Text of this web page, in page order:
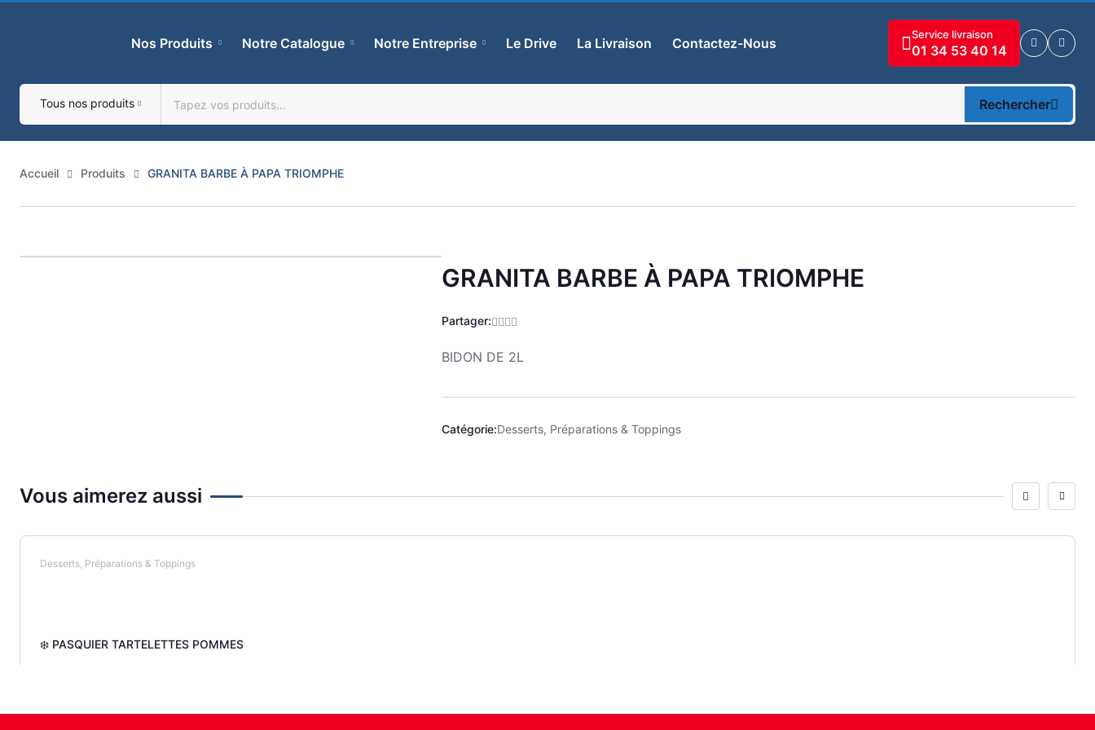
Nos Produits Notre Catalogue Notre Entreprise Le Drive La Livraison Contactez-Nous
Service livraison
01 34 53 40 14
Tous nos produits Rechercher
Accueil Produits GRANITA BARBE À PAPA TRIOMPHE
ZoomGRANITA BARBE À PAPA TRIOMPHE
Partager:
BIDON DE 2L
Catégorie:Desserts, Préparations & Toppings
Vous aimerez aussi
Desserts, Préparations & Toppings
❄️ PASQUIER TARTELETTES POMMES